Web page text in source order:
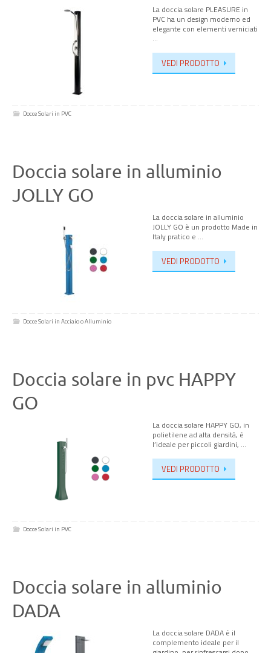
La doccia solare PLEASURE in
PVC ha un design moderno ed
elegante con elementi verniciati
…
VEDI PRODOTTO
Docce Solari in PVC
Doccia solare in alluminio
JOLLY GO
La doccia solare in alluminio
JOLLY GO è un prodotto Made in
Italy pratico e …
VEDI PRODOTTO
Docce Solari in Acciaio o Alluminio
Doccia solare in pvc HAPPY
GO
La doccia solare HAPPY GO, in
polietilene ad alta densità, è
l’ideale per piccoli giardini, …
VEDI PRODOTTO
Docce Solari in PVC
Doccia solare in alluminio
DADA
La doccia solare DADA è il
complemento ideale per il